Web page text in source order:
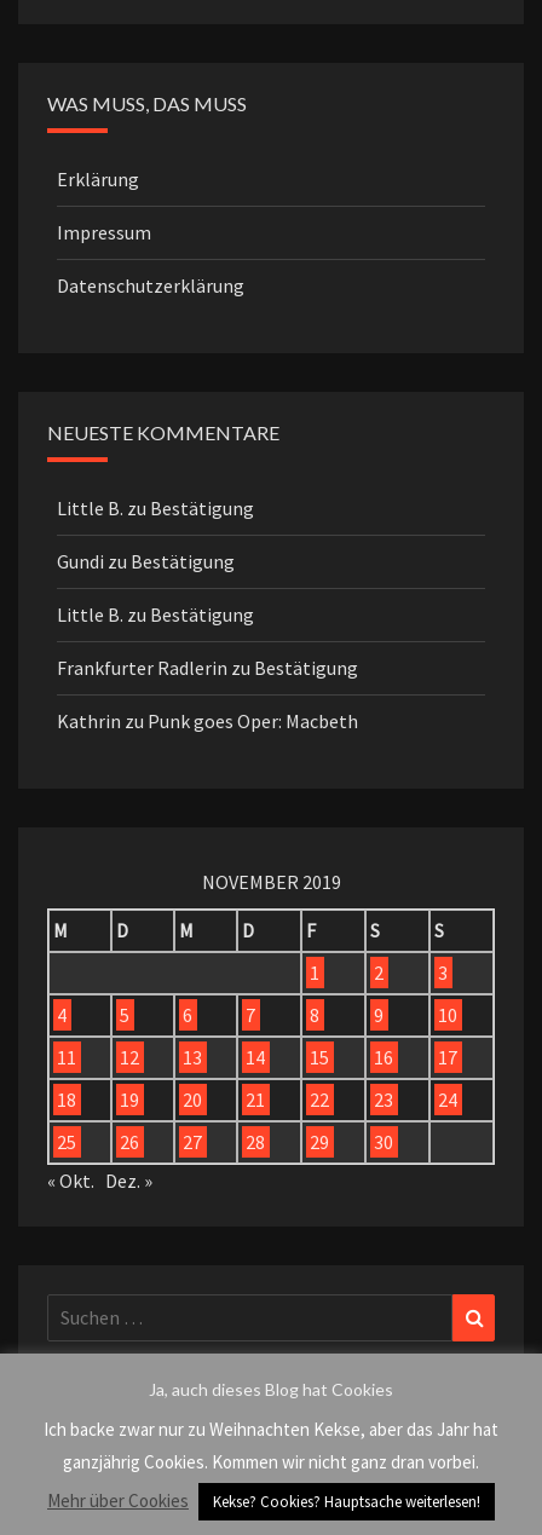
WAS MUSS, DAS MUSS
Erklärung
Impressum
Datenschutzerklärung
NEUESTE KOMMENTARE
Little B. zu Bestätigung
Gundi zu Bestätigung
Little B. zu Bestätigung
Frankfurter Radlerin zu Bestätigung
Kathrin zu Punk goes Oper: Macbeth
NOVEMBER 2019
M
D M D F S
S
1
2
3
4
5 6 7 8 9
10
11
12 13 14 15 16
17
18
19 20 21 22 23
24
25
26 27 28 29
30
« Okt. Dez. »
Suchen
nach:
KATEGORIEN
Ja, auch dieses Blog hat Cookies
Ich backe zwar nur zu Weihnachten Kekse, aber das Jahr hat
ganzjährig Cookies. Kommen wir nicht ganz dran vorbei.
Mehr über Cookies
Kekse? Cookies? Hauptsache weiterlesen!